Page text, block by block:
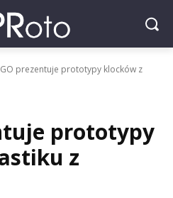
prezentuje prototypy klocków z
prototypy
z